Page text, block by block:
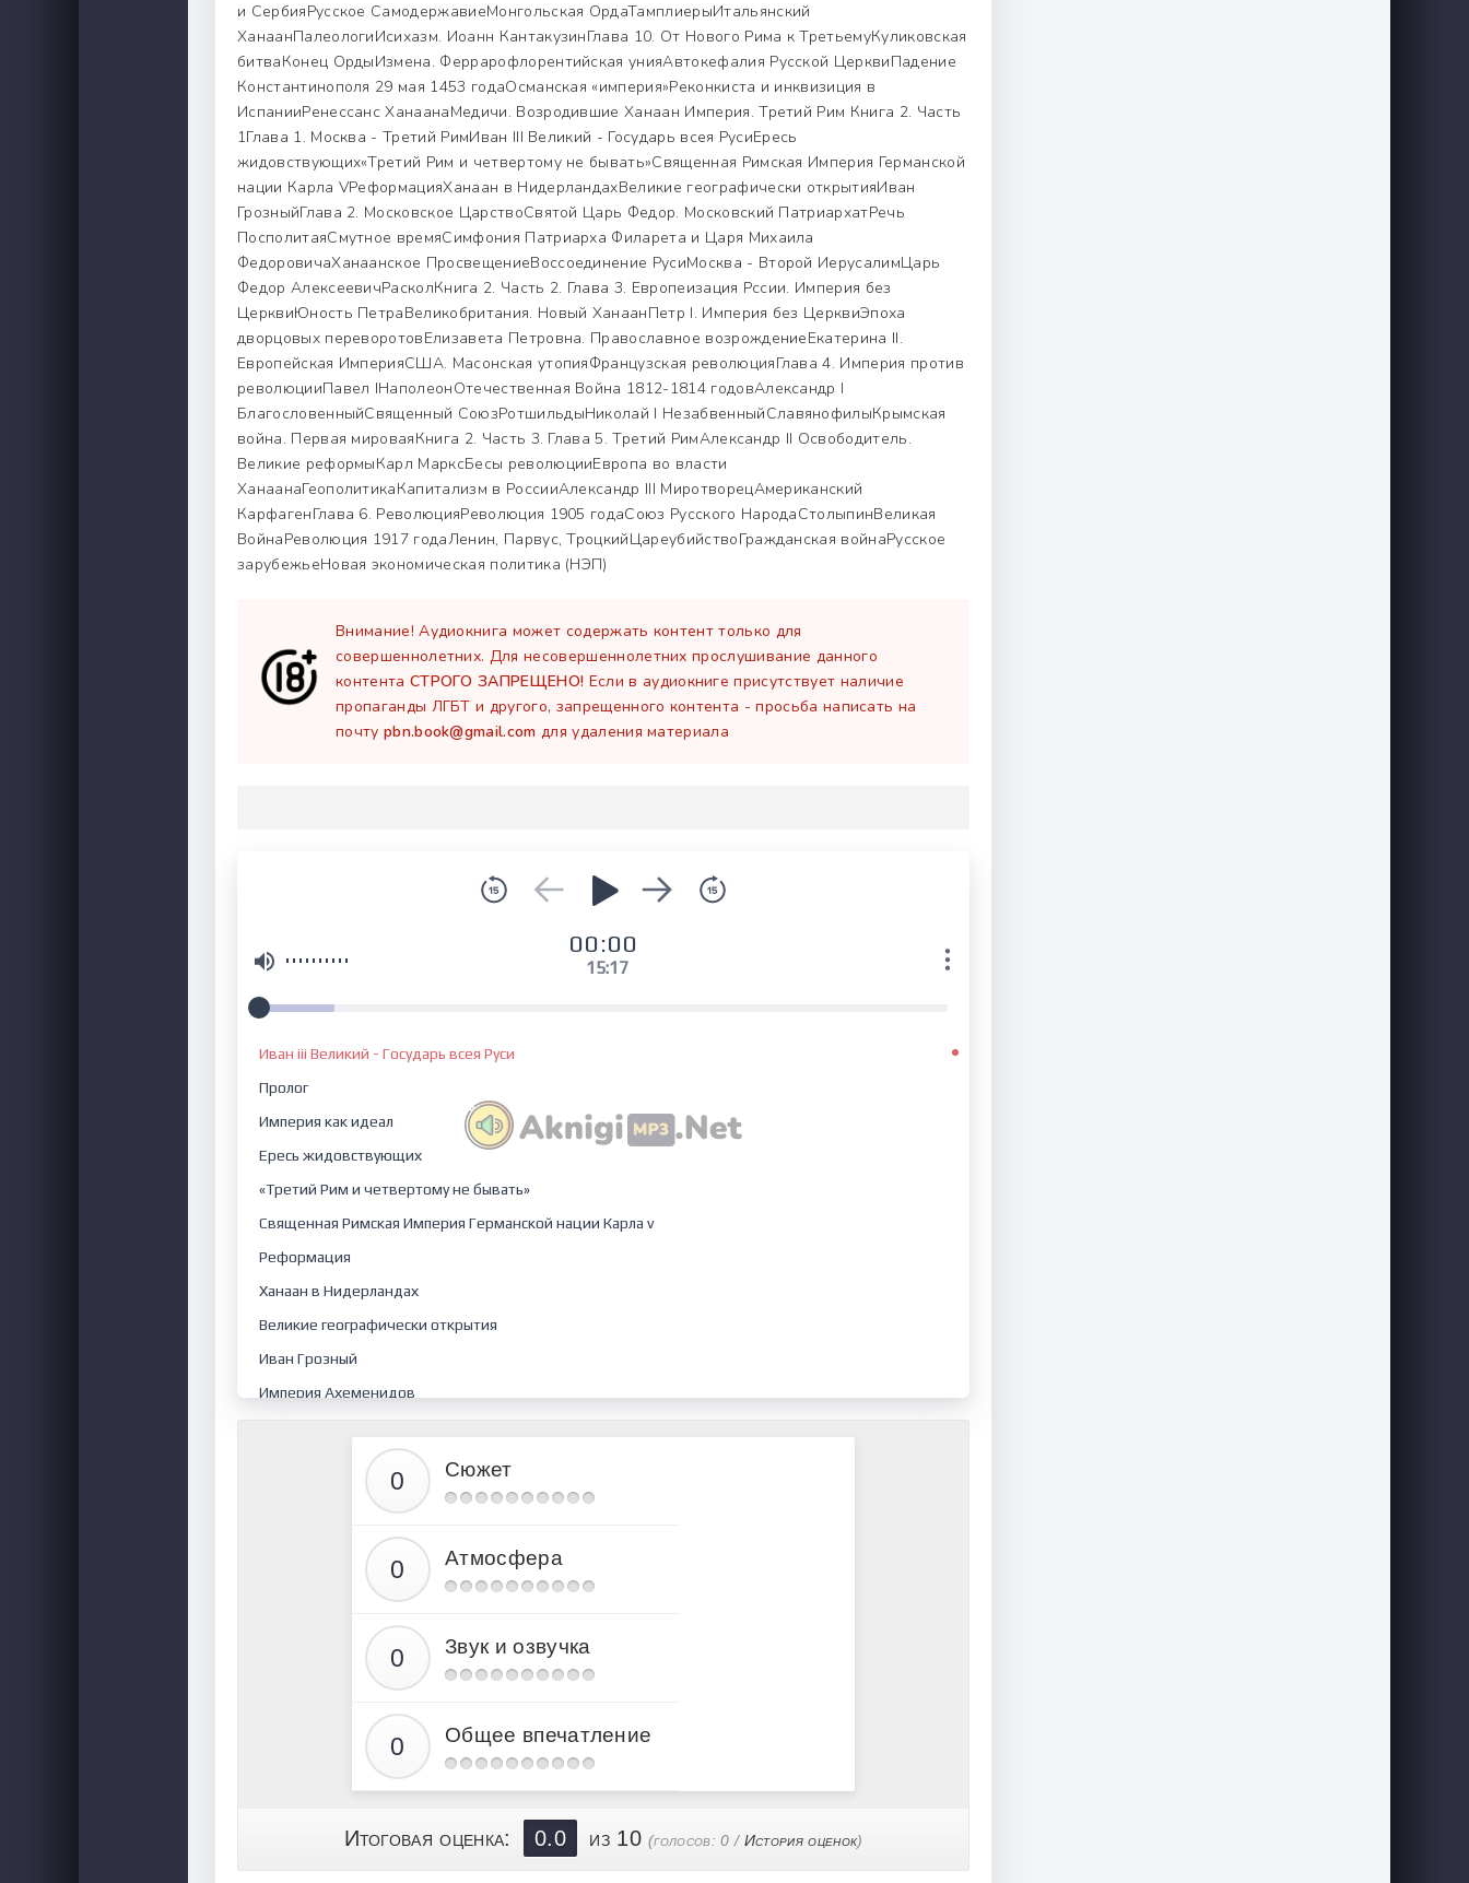
и СербияРусское CамодержавиеМонгольская ОрдаТамплиерыИтальянский
ХанаанПалеологиИсихазм. Иоанн КантакузинГлава 10. От Нового Рима к ТретьемуКуликовская
битваКонец ОрдыИзмена. Феррарофлорентийская унияАвтокефалия Русской ЦерквиПадение
Константинополя 29 мая 1453 годаОсманская «империя»Реконкиста и инквизиция в
ИспанииРенессанс ХанаанаМедичи. Возродившие Ханаан Империя. Третий Рим Книга 2. Часть
1Глава 1. Москва - Третий РимИван III Великий - Государь всея РусиЕресь
жидовствующих«Третий Рим и четвертому не бывать»Священная Римская Империя Германской
нации Карла VРеформацияХанаан в НидерландахВеликие географически открытияИван
ГрозныйГлава 2. Московское ЦарствоСвятой Царь Федор. Московский ПатриархатРечь
ПосполитаяСмутное времяСимфония Патриарха Филарета и Царя Михаила
ФедоровичаХанаанское ПросвещениеВоссоединение РусиМосква - Второй ИерусалимЦарь
Федор АлексеевичРасколКнига 2. Часть 2. Глава 3. Европеизация Рссии. Империя без
ЦерквиЮность ПетраВеликобритания. Новый ХанаанПетр I. Империя без ЦерквиЭпоха
дворцовых переворотовЕлизавета Петровна. Православное возрождениеЕкатерина II.
Европейская ИмперияСША. Масонская утопияФранцузская революцияГлава 4. Империя против
революцииПавел IНаполеонОтечественная Война 1812-1814 годовАлександр I
БлагословенныйСвященный СоюзРотшильдыНиколай I НезабвенныйСлавянофилыКрымская
война. Первая мироваяКнига 2. Часть 3. Глава 5. Третий РимАлександр II Освободитель.
Великие реформыКарл МарксБесы революцииЕвропа во власти
ХанаанаГеополитикаКапитализм в РоссииАлександр III МиротворецАмериканский
КарфагенГлава 6. РеволюцияРеволюция 1905 годаСоюз Русского НародаСтолыпинВеликая
ВойнаРеволюция 1917 годаЛенин, Парвус, ТроцкийЦареубийствоГражданская войнаРусское
зарубежьеНовая экономическая политика (НЭП)
Внимание! Аудиокнига может содержать контент только для
совершеннолетних. Для несовершеннолетних прослушивание данного
контента СТРОГО ЗАПРЕЩЕНО! Если в аудиокниге присутствует наличие
пропаганды ЛГБТ и другого, запрещенного контента - просьба написать на
почту pbn.book@gmail.com для удаления материала
00:00
15:17
Иван iii Великий - Государь всея Руси
Пролог
Империя как идеал
Ересь жидовствующих
«Третий Рим и четвертому не бывать»
Священная Римская Империя Германской нации Карла v
Реформация
Ханаан в Нидерландах
Великие географически открытия
Иван Грозный
Империя Ахеменидов
Речь Посполитая
Смутное время
Ханаанское Просвещение
Воссоединение Руси
Москва - Второй Иерусалим
Царь Федор Алексеевич
Рим - зарождение новой Империи
Петр i. Империя без Церкви
Сюжет
Атмосфера
Звук и озвучка
Общее впечатление
Итоговая оценка: 0.0 из 10(голосов:0 / История оценок)